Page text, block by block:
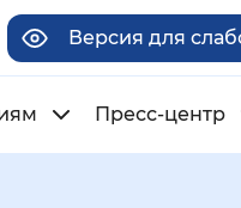
Версия для
Пресс-центр